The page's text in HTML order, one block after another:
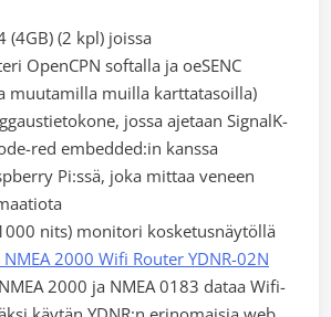
(4GB) (2 kpl) joissa
OpenCPN softalla ja oeSENC
muutamilla muilla karttatasoilla)
jossa ajetaan SignalK-
red embedded:in kanssa
Pi:ssä, joka mittaa veneen
nits) monitori kosketusnäytöllä
2000 Wifi Router YDNR-02N
2000 ja NMEA 0183 dataa Wifi-